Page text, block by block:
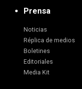
Prensa
Noticias
Réplica de medios
Boletines
Editoriales
Media Kit